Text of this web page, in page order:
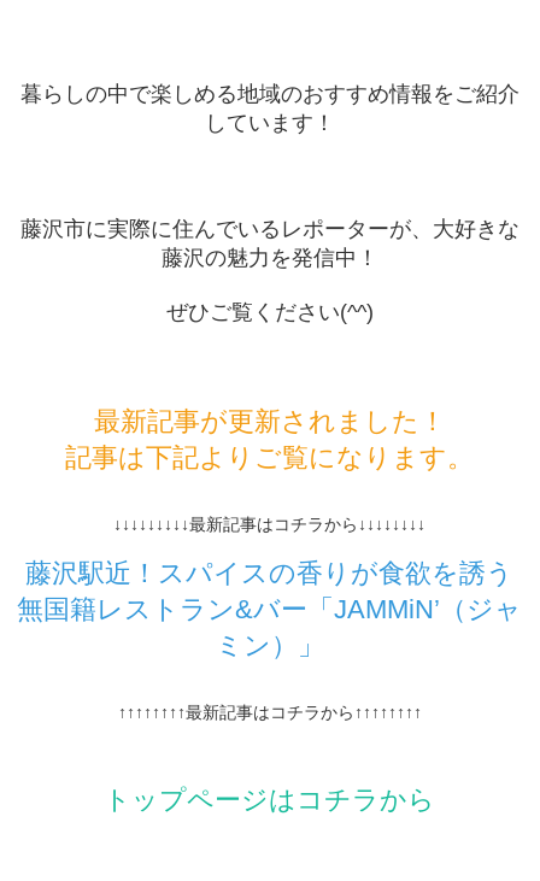
暮らしの中で楽しめる地域のおすすめ情報をご紹介
しています！
藤沢市に実際に住んでいるレポーターが、大好きな
藤沢の魅力を発信中！
ぜひご覧ください(^^)
最新記事が更新されました！
記事は下記よりご覧になります。
↓↓↓↓↓↓↓↓↓最新記事はコチラから↓↓↓↓↓↓↓↓
藤沢駅近！スパイスの香りが食欲を誘う
無国籍レストラン&バー「JAMMiN’（ジャ
ミン）」
↑↑↑↑↑↑↑↑最新記事はコチラから↑↑↑↑↑↑↑↑
トップページはコチラから